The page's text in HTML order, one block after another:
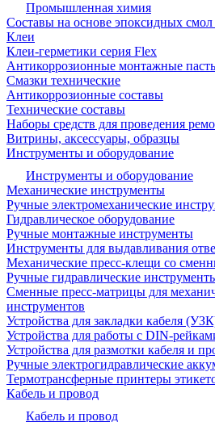
Промышленная химия
Составы на основе эпоксидных смол
Клеи
Клеи-герметики серия Flex
Антикоррозионные монтажные
Смазки технические
Антикоррозионные составы
Технические составы
Наборы средств для проведения
Витрины, аксессуары, образцы
Инструменты и оборудование
Инструменты и оборудование
Механические инструменты
Ручные электромеханические
Гидравлическое оборудование
Ручные монтажные инструменты
Инструменты для выдавливания
Механические пресс-клещи со
Ручные гидравлические
Сменные пресс-матрицы для
инструментов
Устройства для закладки кабеля
Устройства для работы с DIN-
Устройства для размотки кабеля и
Ручные электрогидравлические
Термотрансферные принтеры
Кабель и провод
Кабель и провод